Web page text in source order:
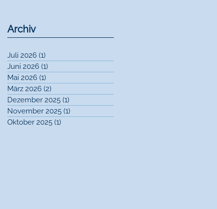
Archiv
Juli 2026 (1)
Juni 2026 (1)
Mai 2026 (1)
März 2026 (2)
Dezember 2025 (1)
November 2025 (1)
Oktober 2025 (1)